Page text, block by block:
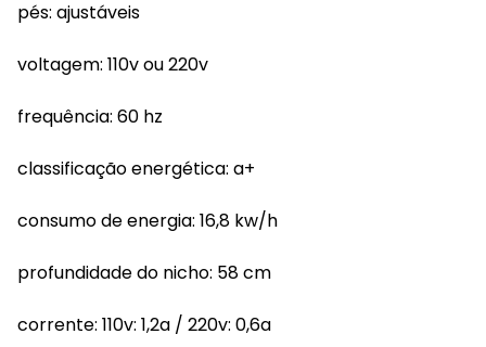
pés: ajustáveis
voltagem: 110v ou 220v
frequência: 60 hz
classificação energética: a+
consumo de energia: 16,8 kw/h
profundidade do nicho: 58 cm
corrente: 110v: 1,2a / 220v: 0,6a